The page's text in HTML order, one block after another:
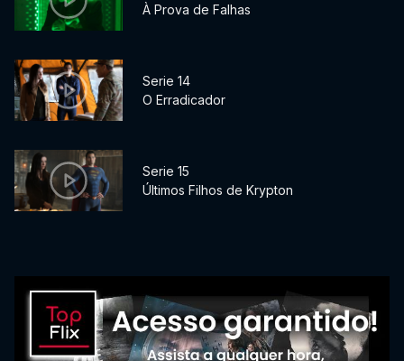
À Prova de Falhas
Serie 14
O Erradicador
Serie 15
Últimos Filhos de Krypton